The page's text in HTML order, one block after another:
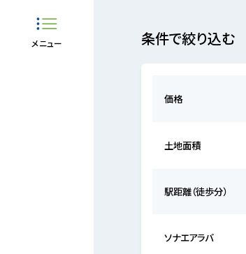
メニュー 条件で絞り込む
価格
土地面積
駅距離（徒歩分）
ソナエアラバ